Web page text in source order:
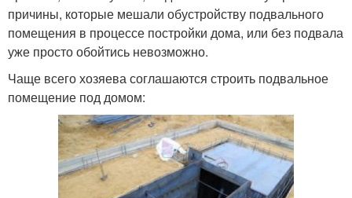
причины, которые мешали обустройству подвального
помещения в процессе постройки дома, или без подвала
уже просто обойтись невозможно.
Чаще всего хозяева соглашаются строить подвальное
помещение под домом: